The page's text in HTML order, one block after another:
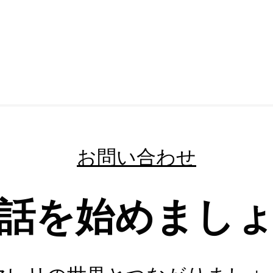
お問い合わせ
を始めまし